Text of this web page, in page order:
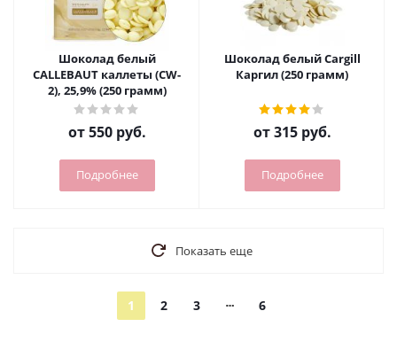
Шоколад белый
CALLEBAUT каллеты (CW-
2), 25,9% (250 грамм)
от550 руб.
Подробнее
Шоколад белый Cargill
Каргил (250 грамм)
от315 руб.
Подробнее
Показать еще
1 2 3 6